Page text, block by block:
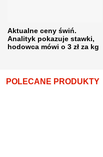
Aktualne ceny świń.
Analityk pokazuje stawki,
hodowca mówi o 3 zł za kg
POLECANE PRODUKTY